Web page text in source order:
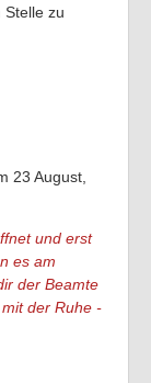
Stelle zu
23 August,
und erst
es am
der Beamte
der Ruhe -